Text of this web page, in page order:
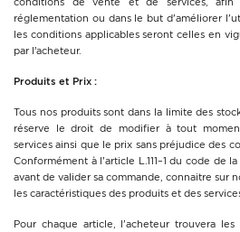
réglementation ou dans le but d'améliorer
les conditions applicables seront celles en
par l’acheteur.
Produits et Prix :
Tous nos produits sont dans la limite des
réserve le droit de modifier à tout
services ainsi que le prix sans préjudice des
Conformément à l'article L.111–1 du code de
avant de valider sa commande, connaitre sur
les caractéristiques des produits et des
Pour chaque article, l'acheteur trouvera les